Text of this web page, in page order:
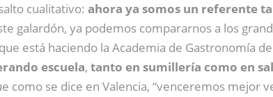
cualitativo: ahora ya somos un referente
galardón, ya podemos compararnos a los
está haciendo la Academia de Gastronomía
escuela, tanto en sumillería como en
como se dice en Valencia, “venceremos mejor